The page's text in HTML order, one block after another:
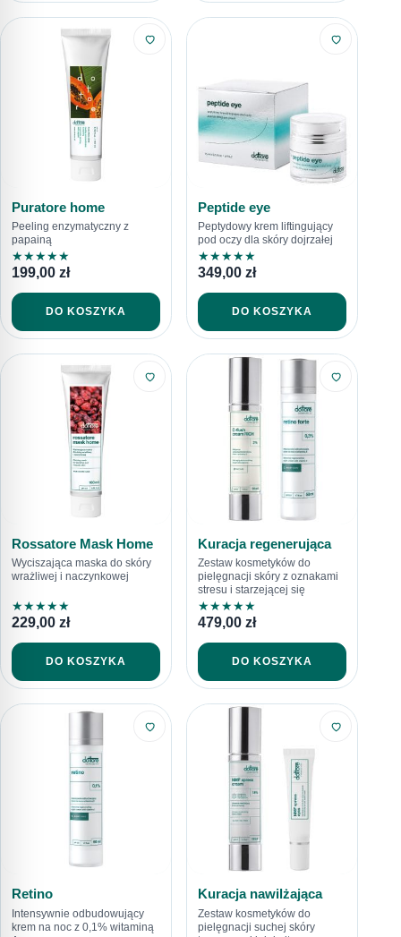
Puratore home
Peeling enzymatyczny z
papainą
★★★★★
199,00 zł
DO KOSZYKA
Peptide eye
Peptydowy krem liftingujący
pod oczy dla skóry dojrzałej
★★★★★
349,00 zł
DO KOSZYKA
Rossatore Mask Home
Wyciszająca maska do skóry
wrażliwej i naczynkowej
★★★★★
229,00 zł
DO KOSZYKA
Kuracja regenerująca
Zestaw kosmetyków do
pielęgnacji skóry z oznakami
stresu i starzejącej się
★★★★★
479,00 zł
DO KOSZYKA
Retino
Intensywnie odbudowujący
krem na noc z 0,1% witaminą
Kuracja nawilżająca
Zestaw kosmetyków do
pielęgnacji suchej skóry